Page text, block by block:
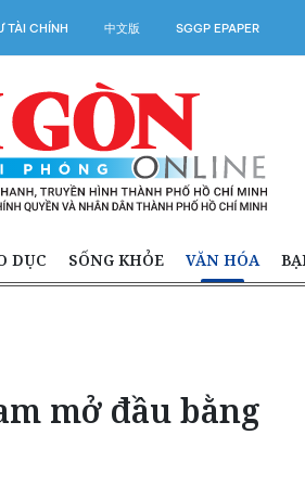
TÀI CHÍNH 中文版 SGGP EPAPER
DỤC SỐNG KHỎE VĂN HÓA
mở đầu bằng